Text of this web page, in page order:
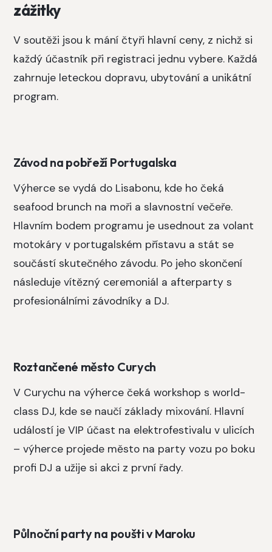
zážitky
V soutěži jsou k mání čtyři hlavní ceny, z nichž si
každý účastník při registraci jednu vybere. Každá
zahrnuje leteckou dopravu, ubytování a unikátní
program.
Závod na pobřeží Portugalska
Výherce se vydá do Lisabonu, kde ho čeká
seafood brunch na moři a slavnostní večeře.
Hlavním bodem programu je usednout za volant
motokáry v portugalském přístavu a stát se
součástí skutečného závodu. Po jeho skončení
následuje vítězný ceremoniál a afterparty s
profesionálními závodníky a DJ.
Roztančené město Curych
V Curychu na výherce čeká workshop s world-
class DJ, kde se naučí základy mixování. Hlavní
událostí je VIP účast na elektrofestivalu v ulicích
– výherce projede město na party vozu po boku
profi DJ a užije si akci z první řady.
Půlnoční party na poušti v Maroku